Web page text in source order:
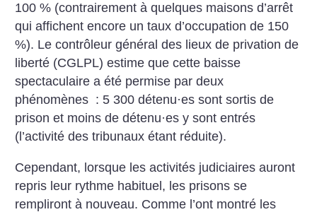
100 % (contrairement à quelques maisons d’arrêt
qui affichent encore un taux d’occupation de 150
%). Le contrôleur général des lieux de privation de
liberté (CGLPL) estime que cette baisse
spectaculaire a été permise par deux
phénomènes : 5 300 détenu·es sont sortis de
prison et moins de détenu·es y sont entrés
(l’activité des tribunaux étant réduite).
Cependant, lorsque les activités judiciaires auront
repris leur rythme habituel, les prisons se
rempliront à nouveau. Comme l’ont montré les